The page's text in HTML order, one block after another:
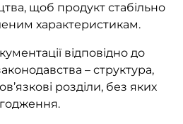
щоб продукт стабільно
характеристикам.
відповідно до
– структура,
розділи, без яких